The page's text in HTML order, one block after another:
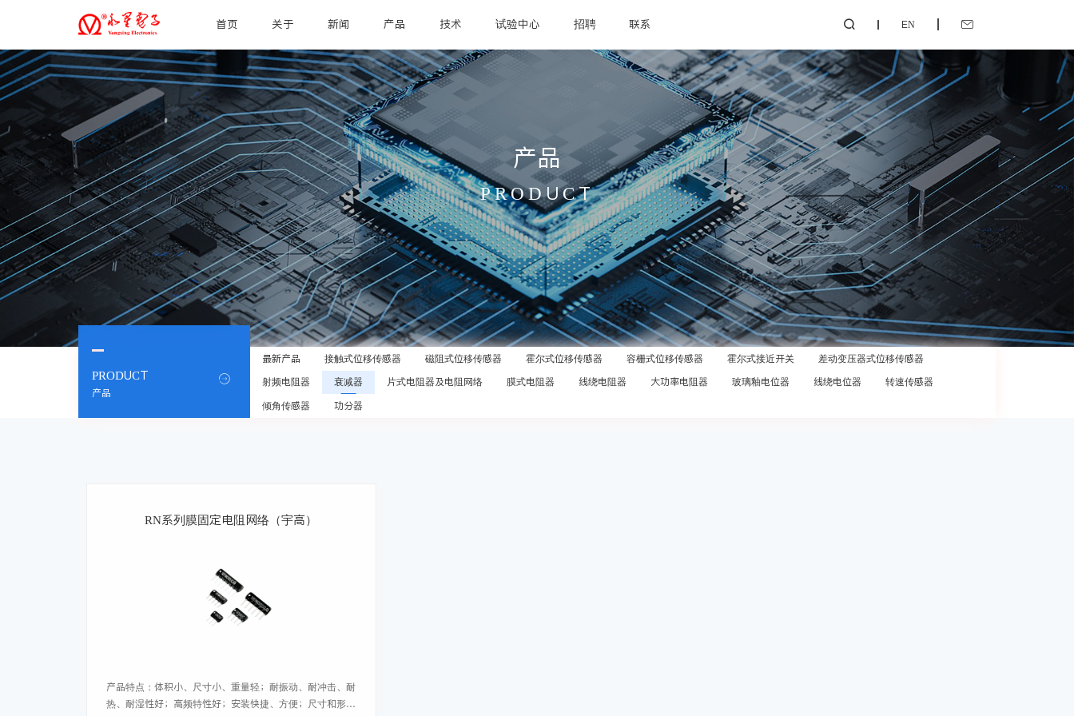
首页 关于 新闻 产品 技术 试验中心 招聘 联系  EN 
产品
PRODUCT
PRODUCT
产品

最新产品 接触式位移传感器 磁阻式位移传感器 霍尔式位移传感器 容栅式位移传感器 霍尔式接近开关
差动变压器式位移传感器
射频电阻器
衰减器 片式电阻器及电阻网络 膜式电阻器 线绕电阻器 大功率电阻器 玻璃釉电位器 线绕电位器
转速传感器
倾角传感器
功分器
RN系列膜固定电阻网络（宇高）
产品特点：体积小、尺寸小、重量轻；耐振动、耐冲击、耐
热、耐湿性好；高频特性好；安装快捷、方便；尺寸和形状